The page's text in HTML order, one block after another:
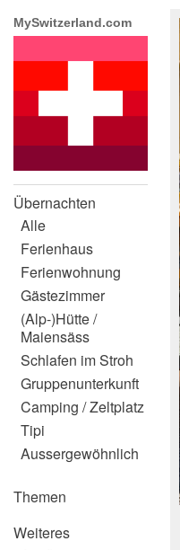
MySwitzerland.com
Übernachten
Alle
Ferienhaus
Ferienwohnung
Gästezimmer
(Alp-)Hütte /
Maiensäss
Schlafen im Stroh
Gruppenunterkunft
Camping / Zeltplatz
Tipi
Aussergewöhnlich
Themen
Weiteres